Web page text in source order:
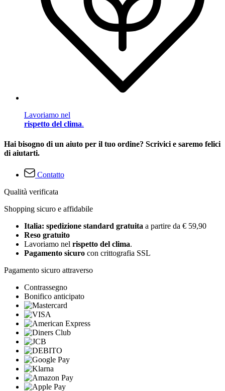
Lavoriamo nel
rispetto del clima.
Hai bisogno di un aiuto per il tuo ordine? Scrivici e saremo felici
di aiutarti.
Contatto
Qualità verificata
Shopping sicuro e affidabile
Italia: spedizione standard gratuita a partire da € 59,90
Reso gratuito
Lavoriamo nel rispetto del clima.
Pagamento sicuro con crittografia SSL
Pagamento sicuro attraverso
Contrassegno
Bonifico anticipato